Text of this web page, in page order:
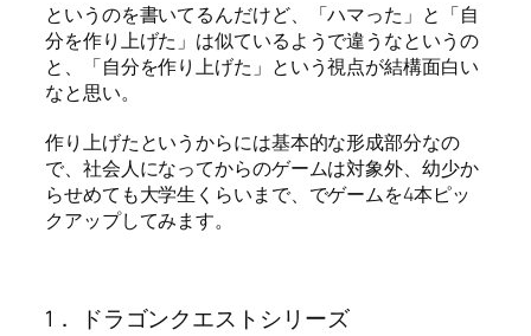
というのを書いてるんだけど、「ハマった」と「自
分を作り上げた」は似ているようで違うなというの
と、「自分を作り上げた」という視点が結構面白い
なと思い。
作り上げたというからには基本的な形成部分なの
で、社会人になってからのゲームは対象外、幼少か
らせめても大学生くらいまで、でゲームを4本ピッ
クアップしてみます。
1． ドラゴンクエストシリーズ